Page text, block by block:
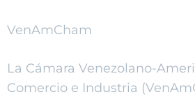
VenAmCham
La Cámara Venezolano-
Comercio e Industria